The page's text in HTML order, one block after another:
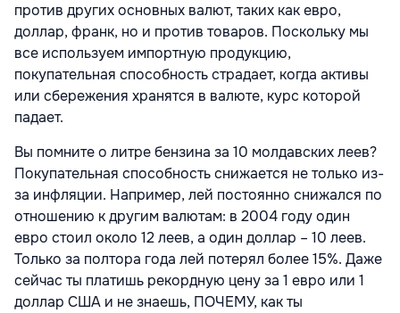
против других основных валют, таких как евро,
доллар, франк, но и против товаров. Поскольку мы
все используем импортную продукцию,
покупательная способность страдает, когда активы
или сбережения хранятся в валюте, курс которой
падает.
Вы помните о литре бензина за 10 молдавских леев?
Покупательная способность снижается не только из-
за инфляции. Например, лей постоянно снижался по
отношению к другим валютам: в 2004 году один
евро стоил около 12 леев, а один доллар – 10 леев.
Только за полтора года лей потерял более 15%. Даже
сейчас ты платишь рекордную цену за 1 евро или 1
доллар США и не знаешь, ПОЧЕМУ, как ты